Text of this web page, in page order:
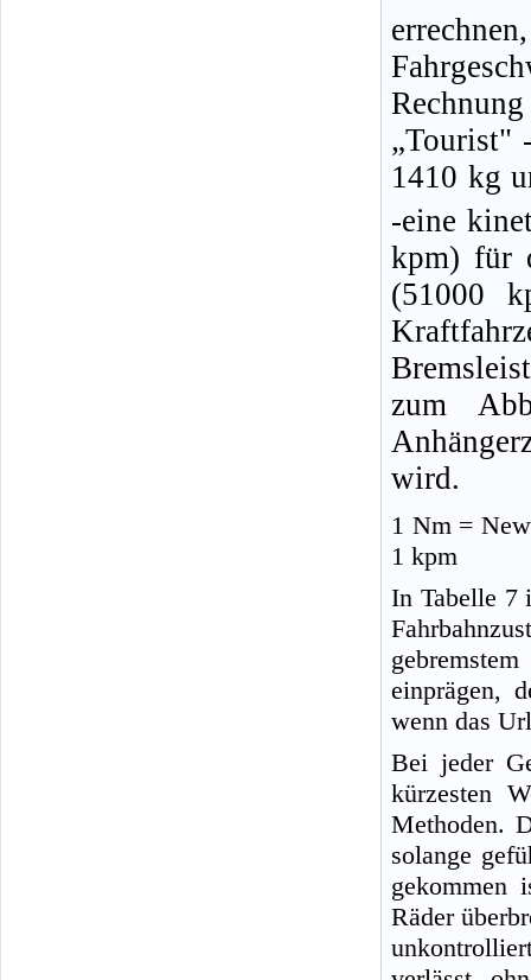
„Tourist"
1410 kg
-eine
kpm) für
(51000
zum
wird.
1 Nm =
1 kpm
In Tabelle 7
einprägen,
wenn das
Bei jeder
kürzesten
Methoden.
solange
gekommen
Räder